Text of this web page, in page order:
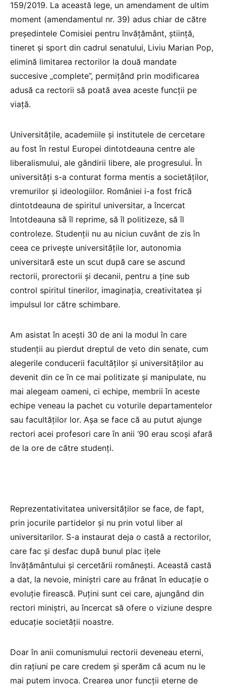
159/2019. La această lege, un amendament de ultim
moment (amendamentul nr. 39) adus chiar de către
președintele Comisiei pentru învățământ, știință,
tineret și sport din cadrul senatului, Liviu Marian Pop,
elimină limitarea rectorilor la două mandate
succesive „complete”, permițând prin modificarea
adusă ca rectorii să poată avea aceste funcții pe
viață.
Universitățile, academiile și institutele de cercetare
au fost în restul Europei dintotdeauna centre ale
liberalismului, ale gândirii libere, ale progresului. În
universități s-a conturat forma mentis a societăților,
vremurilor și ideologiilor. României i-a fost frică
dintotdeauna de spiritul universitar, a încercat
întotdeauna să îl reprime, să îl politizeze, să îl
controleze. Studenții nu au niciun cuvânt de zis în
ceea ce privește universitățile lor, autonomia
universitară este un scut după care se ascund
rectorii, prorectorii și decanii, pentru a ține sub
control spiritul tinerilor, imaginația, creativitatea și
impulsul lor către schimbare.
Am asistat în acești 30 de ani la modul în care
studenții au pierdut dreptul de veto din senate, cum
alegerile conducerii facultăților și universităților au
devenit din ce în ce mai politizate și manipulate, nu
mai alegeam oameni, ci echipe, membrii în aceste
echipe veneau la pachet cu voturile departamentelor
sau facultăților lor. Așa se face că au putut ajunge
rectori acei profesori care în anii ‘90 erau scoși afară
de la ore de către studenți.
Reprezentativitatea universităților se face, de fapt,
prin jocurile partidelor și nu prin votul liber al
universitarilor. S-a instaurat deja o castă a rectorilor,
care fac și desfac după bunul plac ițele
învățământului și cercetării românești. Această castă
a dat, la nevoie, miniștri care au frânat în educație o
evoluție firească. Puțini sunt cei care, ajungând din
rectori miniștri, au încercat să ofere o viziune despre
educație societății noastre.
Doar în anii comunismului rectorii deveneau eterni,
din rațiuni pe care credem și sperăm că acum nu le
mai putem invoca. Crearea unor funcții eterne de